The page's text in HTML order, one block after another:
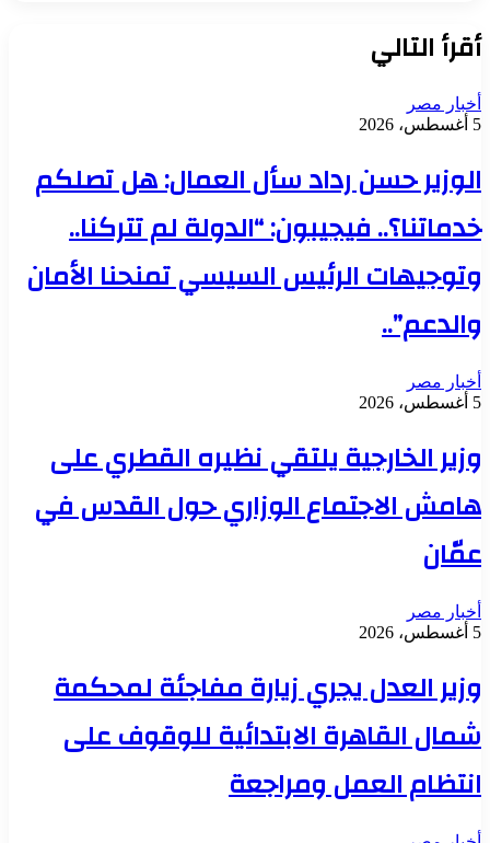
أقرأ التالي
أخبار مصر
5 أغسطس، 2026
الوزير حسن رداد سأل العمال: هل تصلكم
خدماتنا؟.. فيجيبون: “الدولة لم تتركنا..
وتوجيهات الرئيس السيسي تمنحنا الأمان
والدعم”..
أخبار مصر
5 أغسطس، 2026
وزير الخارجية يلتقي نظيره القطري على
هامش الاجتماع الوزاري حول القدس في
عمّان
أخبار مصر
5 أغسطس، 2026
وزير العدل يجري زيارة مفاجئة لمحكمة
شمال القاهرة الابتدائية للوقوف على
انتظام العمل ومراجعة